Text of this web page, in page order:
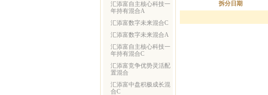
汇添富自主核心科技一
年持有混合A
汇添富数字未来混合C
汇添富数字未来混合A
汇添富自主核心科技一
年持有混合C
汇添富竞争优势灵活配
置混合
汇添富中盘积极成长混
合C
拆分日期